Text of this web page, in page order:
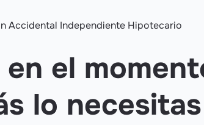
Accidental Independiente Hipotecario
el
lo necesitas